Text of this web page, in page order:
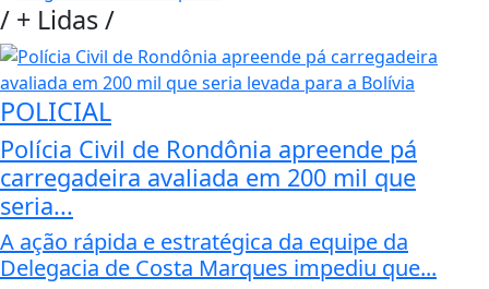
/ + Lidas/
POLICIAL
Polícia Civil de Rondônia apreende pá
carregadeira avaliada em 200 mil que
seria...
A ação rápida e estratégica da equipe da
Delegacia de Costa Marques impediu que...